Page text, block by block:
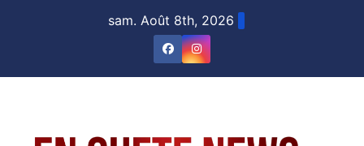
sam. Août 8th, 2026